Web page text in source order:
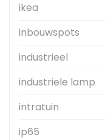
ikea
inbouwspots
industrieel
industriele lamp
intratuin
ip65